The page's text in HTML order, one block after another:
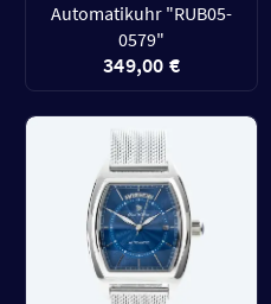
Automatikuhr "RUB05-
0579"
349,00 €